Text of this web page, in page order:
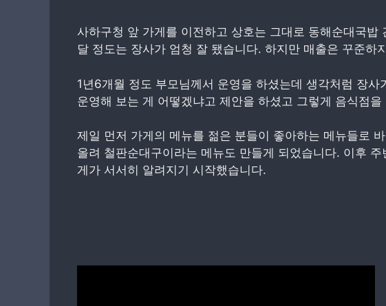
사하구청 앞 가게를 이전하고 상호는 그대로 동해순대국
달 정도는 장사가 엄청 잘 됐습니다. 하지만 매출은 꾸준
1년6개월 정도 부모님께서 운영을 하셨는데 생각처럼 장
운영해 보는 게 어떻겠냐고 제안을 하셨고 그렇게 음식점
제일 먼저 가게의 메뉴를 젊은 분들이 좋아하는 메뉴들로
올려 철판순대구이라는 메뉴도 만들게 되었습니다. 이후
게가 서서히 알려지기 시작했습니다.